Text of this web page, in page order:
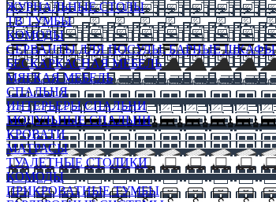
ЖУРНАЛЬНЫЕ СТОЛЫ
ТВ ТУМБЫ
КОМОДЫ
СЕРВАНТЫ ДЛЯ ПОСУДЫ, БАРНЫЕ ШКАФЫ
БЕСКАРКАСНАЯ МЕБЕЛЬ
МЯГКАЯ МЕБЕЛЬ
СПАЛЬНЯ
ИНТЕРЬЕРЫ СПАЛЬНИ
МОДУЛЬНЫЕ СПАЛЬНИ
КРОВАТИ
МАТРАСЫ
ТУАЛЕТНЫЕ СТОЛИКИ
КОМОДЫ
ПРИКРОВАТНЫЕ ТУМБЫ